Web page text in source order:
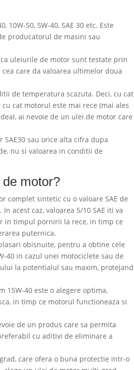
50, 5W-40, SAE 30 etc. Este
producatorul de masini sau
uleiurile de motor sunt testate prin
care da valoarea ultimelor doua
de temperatura scazuta. Deci, cu cat
cat motorul este mai rece (mai ales
ai nevoie de un ulei de motor care
sau orice alta cifra dupa
nu si valoarea in conditii de
motor?
complet sintetic cu o valoare SAE de
acest caz, valoarea 5/10 SAE iti va
in timpul pornirii la rece, in timp ce
puternica.
obisnuite, pentru a obtine cele
40 in cazul unei motociclete sau de
la potentialul sau maxim, protejand
15W-40 este o alegere optima,
in timp ce motorul functioneaza si
de un produs care sa permita
cu aditivi de eliminare a
care ofera o buna protectie intr-o